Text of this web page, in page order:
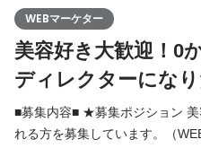
WEBマーケター
美容好き大歓迎！0
ディレクターにな
■募集内容■ ★募集ポジション 美容メディアの成長を共に支えてく
れる方を募集しています。（WEBマーケタ